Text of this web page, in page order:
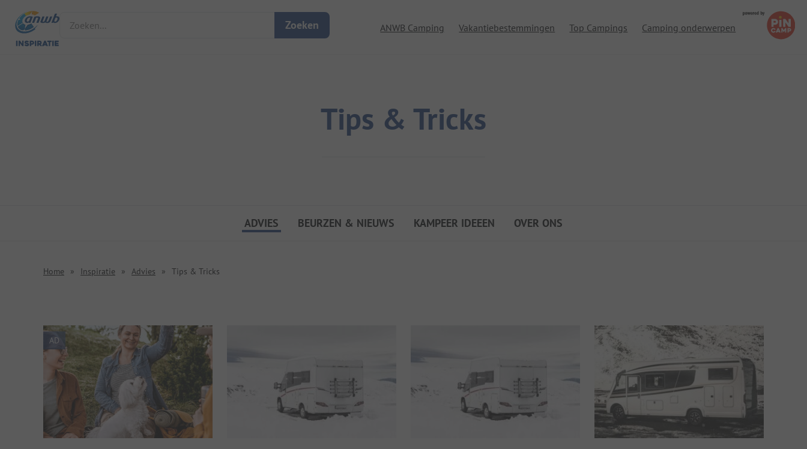
Zoeken... Zoeken ANWB Camping Vakantiebestemmingen Top Campings Camping onderwerpen
Tips & Tricks
ADVIES BEURZEN & NIEUWS KAMPEER IDEEEN OVER ONS
Home » Inspiratie » Advies » Tips & Tricks
AD